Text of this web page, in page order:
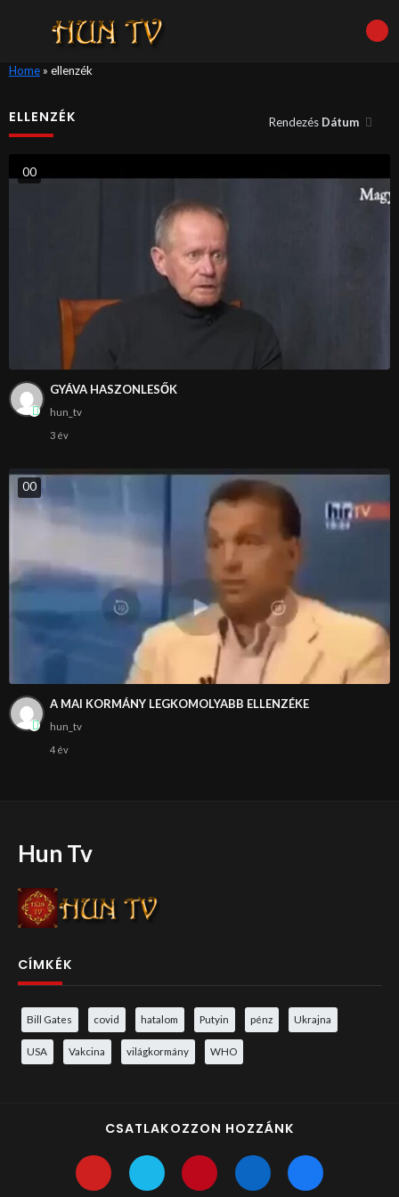
Home» ellenzék
ELLENZÉK Rendezés Dátum
00
GYÁVA HASZONLESŐK
hun_tv
3 év
00
A MAI KORMÁNY LEGKOMOLYABB ELLENZÉKE
hun_tv
4 év
Hun Tv
CÍMKÉK
Bill Gates covid hatalom Putyin pénz Ukrajna
USA Vakcina világkormány WHO
CSATLAKOZZON HOZZÁNK